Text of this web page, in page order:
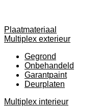
Plaatmateriaal
Multiplex exterieur
Gegrond
Onbehandeld
Garantpaint
Deurplaten
Multiplex interieur